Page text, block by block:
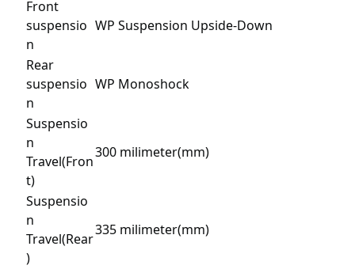
Front
suspensio
n
WP Suspension Upside-Down
Rear
suspensio
n
WP Monoshock
Suspensio
n
Travel(Fron
t)
300 milimeter(mm)
Suspensio
n
Travel(Rear
)
335 milimeter(mm)